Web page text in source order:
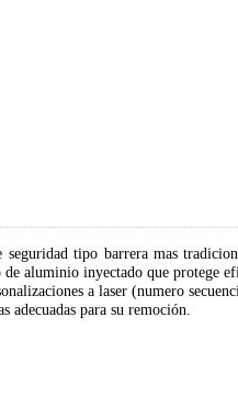
tipo barrera mas
aluminio inyectado que protege
a laser (numero
adecuadas para su remoción.